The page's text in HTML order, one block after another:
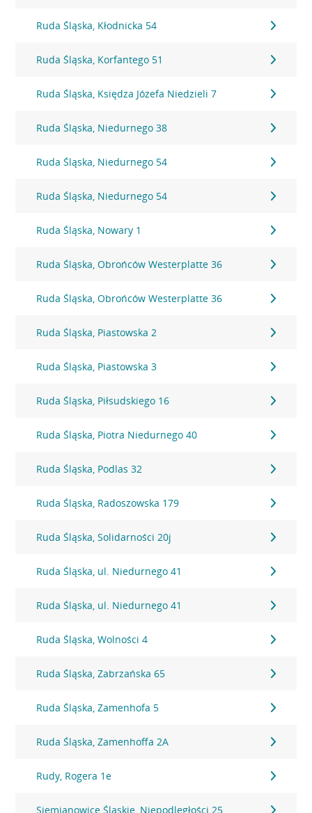
Ruda Śląska, Kłodnicka 54
Ruda Śląska, Korfantego 51
Ruda Śląska, Księdza Józefa Niedzieli 7
Ruda Śląska, Niedurnego 38
Ruda Śląska, Niedurnego 54
Ruda Śląska, Niedurnego 54
Ruda Śląska, Nowary 1
Ruda Śląska, Obrońców Westerplatte 36
Ruda Śląska, Obrońców Westerplatte 36
Ruda Śląska, Piastowska 2
Ruda Śląska, Piastowska 3
Ruda Śląska, Piłsudskiego 16
Ruda Śląska, Piotra Niedurnego 40
Ruda Śląska, Podlas 32
Ruda Śląska, Radoszowska 179
Ruda Śląska, Solidarności 20j
Ruda Śląska, ul. Niedurnego 41
Ruda Śląska, ul. Niedurnego 41
Ruda Śląska, Wolności 4
Ruda Śląska, Zabrzańska 65
Ruda Śląska, Zamenhofa 5
Ruda Śląska, Zamenhoffa 2A
Rudy, Rogera 1e
Siemianowice Śląskie, Niepodległości 25